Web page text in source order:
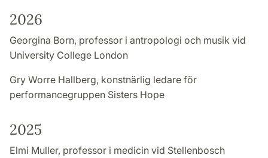
2026
Georgina Born, professor i antropologi och musik vid
University College London
Gry Worre Hallberg, konstnärlig ledare för
performancegruppen Sisters Hope
2025
Elmi Muller, professor i medicin vid Stellenbosch